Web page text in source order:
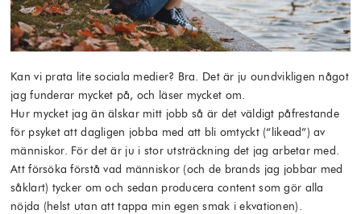
Kan vi prata lite sociala medier? Bra. Det är ju oundvikligen något
jag funderar mycket på, och läser mycket om.
Hur mycket jag än älskar mitt jobb så är det väldigt påfrestande
för psyket att dagligen jobba med att bli omtyckt (“likead”) av
människor. För det är ju i stor utsträckning det jag arbetar med.
Att försöka förstå vad människor (och de brands jag jobbar med
såklart) tycker om och sedan producera content som gör alla
nöjda (helst utan att tappa min egen smak i ekvationen).